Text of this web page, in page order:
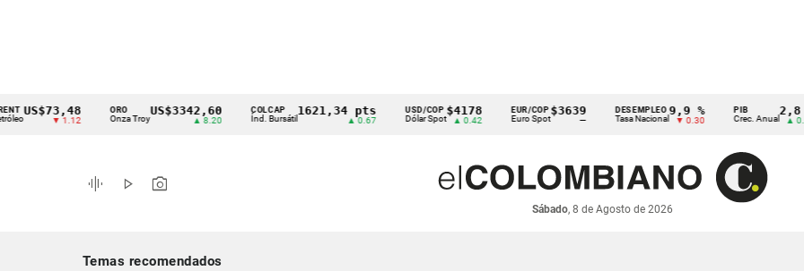
Cintillo
indicadores
económicos
▼ 1.12
ORO
Onza Troy
US$3342,60 COLCAP
Índ. Bursátil
1621,34 pts USD/COP
Dólar Spot
$4178
▲ 0.42
EUR/COP
Euro Spot
$3639
—
DESEMPLEO
Tasa Nacional
9,9 %
▼ 0.30
PIB
Crec. Anual
2,8 %
▲ 0.10
graphic_eq play_arrow photo_camera
Sábado, 8 de Agosto de 2026
Temas recomendados